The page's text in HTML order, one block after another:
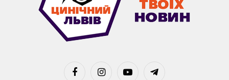
FacebookInstagramYouTubeTelegram